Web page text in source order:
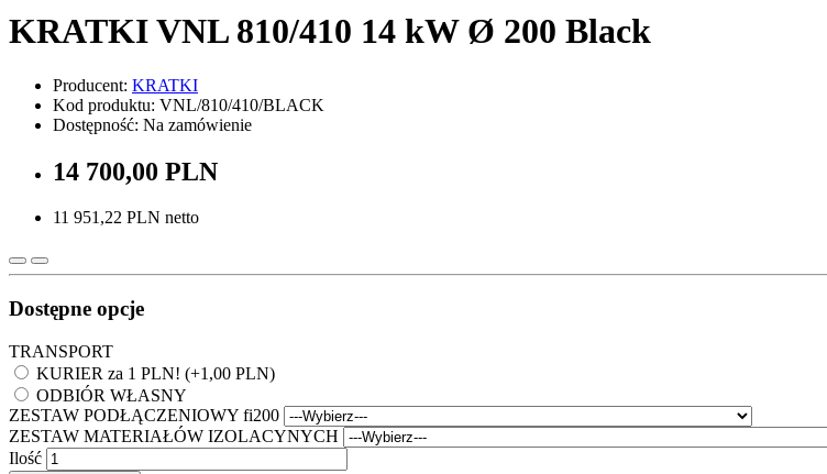
KRATKI VNL 810/410 14 kW Ø 200 Black
Producent: KRATKI
Kod produktu: VNL/810/410/BLACK
Dostępność: Na zamówienie
14 700,00 PLN
11 951,22 PLN netto
Dostępne opcje
TRANSPORT
KURIER za 1 PLN! (+1,00 PLN)
ODBIÓR WŁASNY
ZESTAW PODŁĄCZENIOWY fi200
ZESTAW MATERIAŁÓW IZOLACYNYCH
Ilość